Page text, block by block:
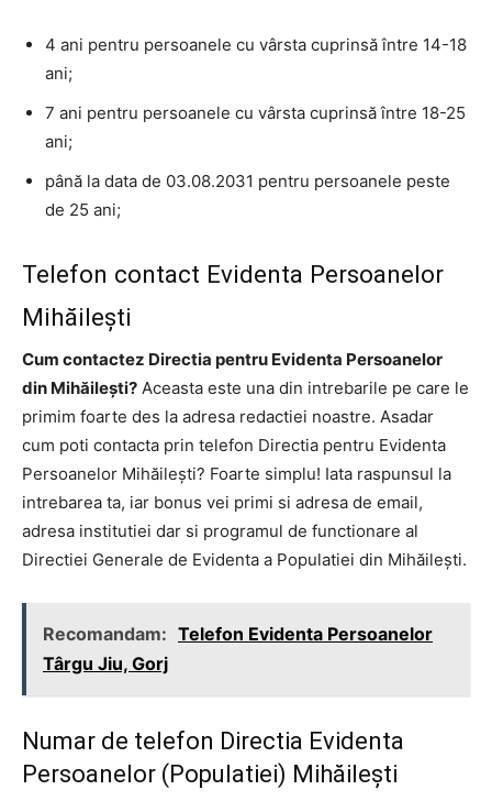
4 ani pentru persoanele cu vârsta cuprinsă între 14-18
ani;
7 ani pentru persoanele cu vârsta cuprinsă între 18-25
ani;
până la data de 03.08.2031 pentru persoanele peste
de 25 ani;
Telefon contact Evidenta Persoanelor
Mihăilești
Cum contactez Directia pentru Evidenta Persoanelor
din Mihăilești? Aceasta este una din intrebarile pe care le
primim foarte des la adresa redactiei noastre. Asadar
cum poti contacta prin telefon Directia pentru Evidenta
Persoanelor Mihăilești? Foarte simplu! Iata raspunsul la
intrebarea ta, iar bonus vei primi si adresa de email,
adresa institutiei dar si programul de functionare al
Directiei Generale de Evidenta a Populatiei din Mihăilești.
Recomandam: Telefon Evidenta Persoanelor
Târgu Jiu, Gorj
Numar de telefon Directia Evidenta
Persoanelor (Populatiei) Mihăilești